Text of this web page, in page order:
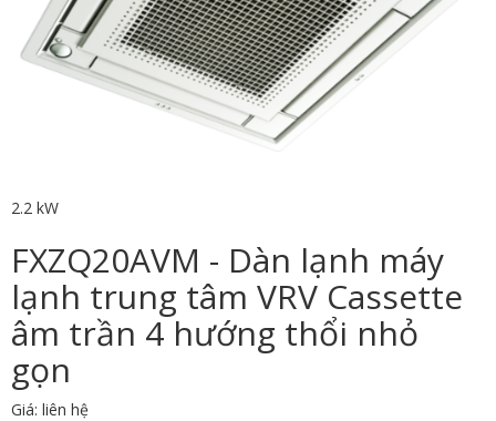
2.2 kW
FXZQ20AVM - Dàn lạnh máy
lạnh trung tâm VRV Cassette
âm trần 4 hướng thổi nhỏ
gọn
Giá: liên hệ